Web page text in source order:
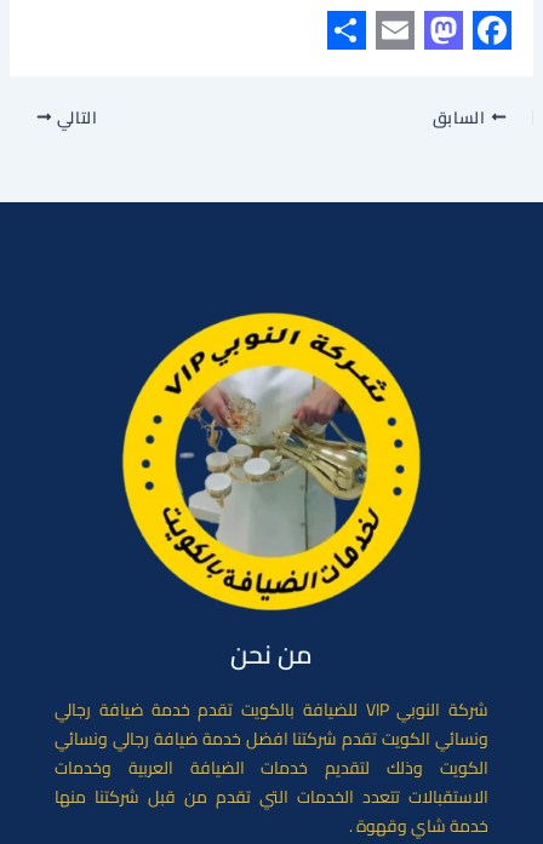
F
a
c
e
b
M
a
s
t
o
E
i
l
S
r
e
السابق التالي
من نحن
شركة النوبي VIP للضيافة بالكويت تقدم خدمة ضيافة رجالي
ونسائي الكويت تقدم شركتنا افضل خدمة ضيافة رجالي ونسائي
الكويت وذلك لتقديم خدمات الضيافة العربية وخدمات
الاستقبالات تتعدد الخدمات التي تقدم من قبل شركتنا منها
خدمة شاي وقهوة .